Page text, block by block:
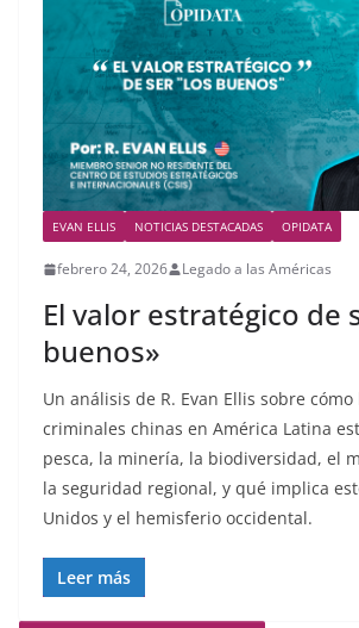
EVAN ELLIS NOTICIAS DESTACADAS OPIDATA
febrero 24, 2026 Legado a las Américas
El valor estratégico de
buenos»
Un análisis de R. Evan Ellis sobre cómo
criminales chinas en América Latina
pesca, la minería, la biodiversidad, el
la seguridad regional, y qué implica
Unidos y el hemisferio occidental.
Leer más